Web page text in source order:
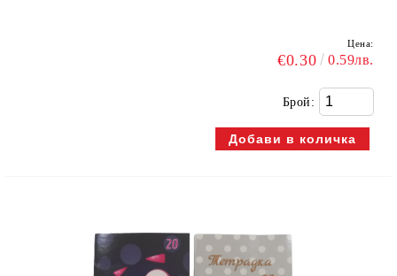
Цена:
€0.30 0.59лв.
Брой: